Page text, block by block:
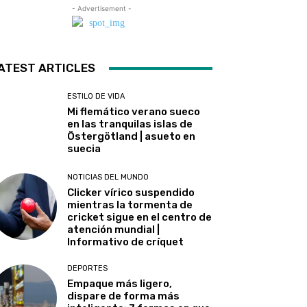
- Advertisement -
ARTICLES
ESTILO DE VIDA
Mi flemático verano sueco
en las tranquilas islas de
Östergötland | asueto en
suecia
NOTICIAS DEL MUNDO
Clicker vírico suspendido
mientras la tormenta de
cricket sigue en el centro de
atención mundial |
Informativo de críquet
DEPORTES
Empaque más ligero,
dispare de forma más